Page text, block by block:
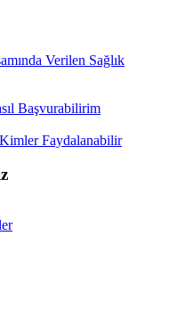
Verilen Sağlık
Başvurabilirim
Faydalanabilir